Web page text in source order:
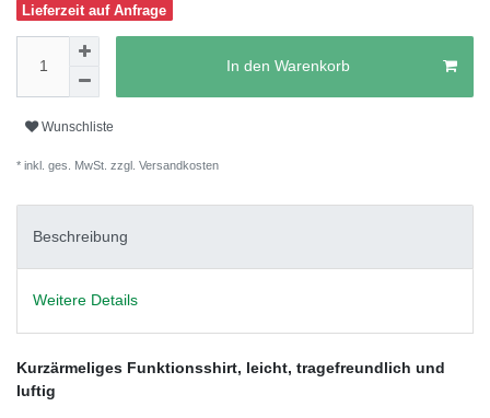
Lieferzeit auf Anfrage
In den Warenkorb
Wunschliste
* inkl. ges. MwSt. zzgl. Versandkosten
Beschreibung
Weitere Details
Kurzärmeliges Funktionsshirt, leicht, tragefreundlich und
luftig